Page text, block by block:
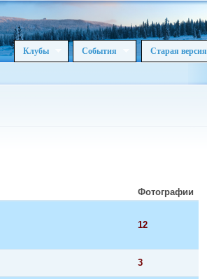
Клубы События Старая версия
Фотографии
12
3